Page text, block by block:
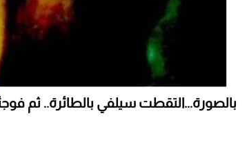
بالصورة...التقطت سيلفي بالطائرة.. ثم